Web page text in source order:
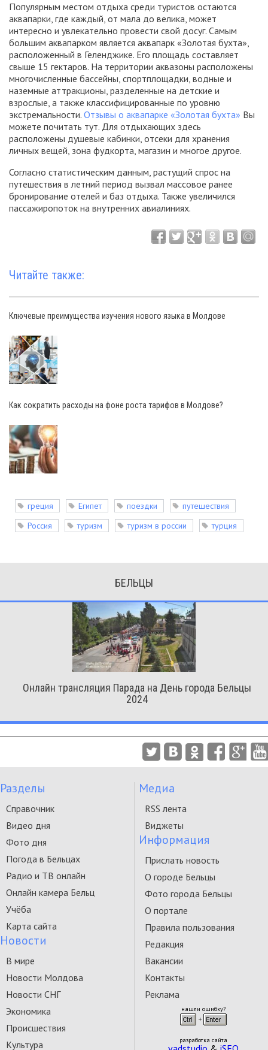
Популярным местом отдыха среди туристов остаются
аквапарки, где каждый, от мала до велика, может
интересно и увлекательно провести свой досуг. Самым
большим аквапарком является аквапарк «Золотая бухта»,
расположенный в Геленджике. Его площадь составляет
свыше 15 гектаров. На территории аквазоны расположены
многочисленные бассейны, спортплощадки, водные и
наземные аттракционы, разделенные на детские и
взрослые, а также классифицированные по уровню
экстремальности. Отзывы о аквапарке «Золотая бухта» Вы
можете почитать тут. Для отдыхающих здесь
расположены душевые кабинки, отсеки для хранения
личных вещей, зона фудкорта, магазин и многое другое.
Согласно статистическим данным, растущий спрос на
путешествия в летний период вызвал массовое ранее
бронирование отелей и баз отдыха. Также увеличился
пассажиропоток на внутренних авиалиниях.
Читайте также:
Ключевые преимущества изучения нового языка в Молдове
Как сократить расходы на фоне роста тарифов в Молдове?
греция Египет поездки
путешествия
Россия
туризм туризм в россии турция
БЕЛЬЦЫ
Онлайн трансляция Парада на День города Бельцы
2024
Разделы
Справочник
Видео дня
Фото дня
Погода в Бельцах
Радио и ТВ онлайн
Онлайн камера Бельц
Учёба
Карта сайта
Новости
В мире
Новости Молдова
Новости СНГ
Экономика
Происшествия
Культура
Медиа
RSS лента
Виджеты
Информация
Прислать новость
О городе Бельцы
Фото города Бельцы
О портале
Правила пользования
Редакция
Вакансии
Контакты
Реклама
нашли ошибку?
разработка сайта